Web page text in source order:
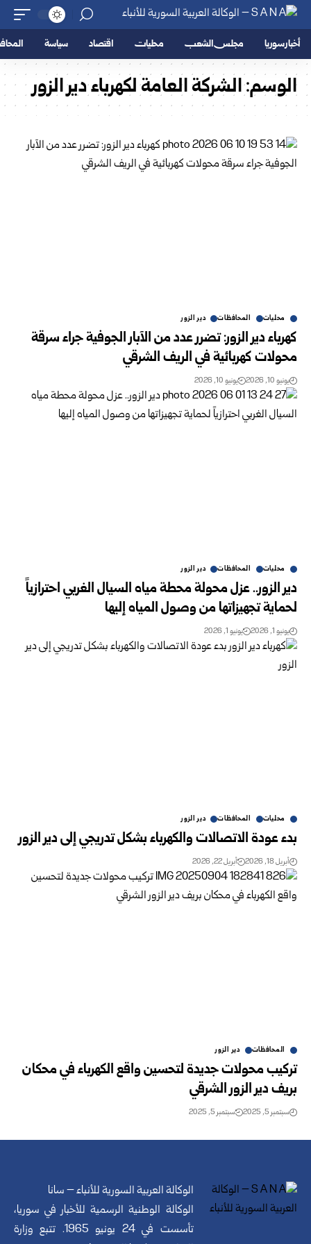
أخبار سوريا مجلس الشعب محليات اقتصاد سياسة
الوسم:الشركة العامة لكهرباء دير الزور
محليات المحافظات دير الزور
كهرباء دير الزور: تضرر عدد من الآبار الجوفية جراء ‏سرقة
محولات كهربائية في الريف الشرقي
يونيو 10, 2026 يونيو 10, 2026
محليات المحافظات دير الزور
دير الزور.. عزل محولة محطة مياه السيال الغربي احترازياً
لحماية تجهيزاتها من وصول المياه إليها
يونيو 1, 2026 يونيو 1, 2026
محليات المحافظات دير الزور
بدء عودة الاتصالات والكهرباء بشكل تدريجي إلى دير الزور
أبريل 18, 2026 أبريل 22, 2026
المحافظات دير الزور
تركيب محولات جديدة لتحسين واقع الكهرباء في محكان
بريف دير الزور الشرقي
سبتمبر 5, 2025 سبتمبر 5, 2025
الوكالة العربية السورية للأنباء – سانا
الوكالة الوطنية الرسمية للأخبار في سوريا،
تأسست في 24 يونيو 1965. تتبع وزارة